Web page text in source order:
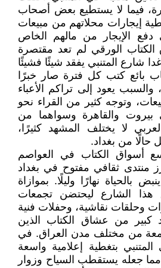
فيما لا يستطيع بعض أصحاب
إيجارات محلاتهم من مبيعات
الإيجار من مالهم الخاص
الكتاب الورقي لم تعد مقتصرة
شارع المتنبي يفقد شيئًا فشيئًا
بائع كتب كل فترة صار خبرًا
يعود إلى تراكم الأعباء
وتوجه كثير من القراء نحو
بيروت والقاهرة وسواهما من
لا يختلف المشهد كثيرًا،
من بغداد.
أسواق الكتاب في العواصم
منتدى ثقافي مفتوح في بغداد
بالحياة نهارًا وليلًا. بموازاة
هذا الشارع ليحتضن تجمعات
وحلقات نقاشية، وحفلات فنية
كبير من عشاق الكتاب الذين
من مختلف مدن العراق. في
بتغطية إعلامية واسعة
مما جعله يستقطب السياح وزوار